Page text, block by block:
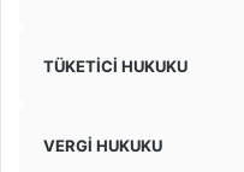
TÜKETİCİ HUKUKU
VERGİ HUKUKU